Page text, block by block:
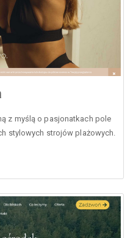
z myślą o pasjonatkach pole
stylowych strojów plażowych.